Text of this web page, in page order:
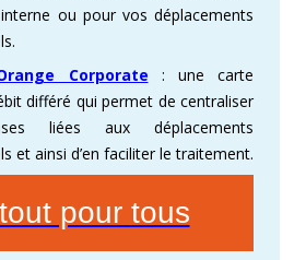
ou pour vos déplacements
Corporate : une carte
différé qui permet de centraliser
liées aux déplacements
et ainsi d’en faciliter le traitement.
pour tous